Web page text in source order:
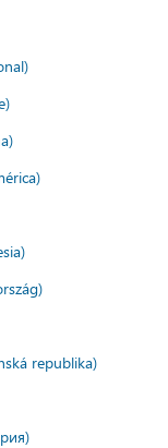
republika)